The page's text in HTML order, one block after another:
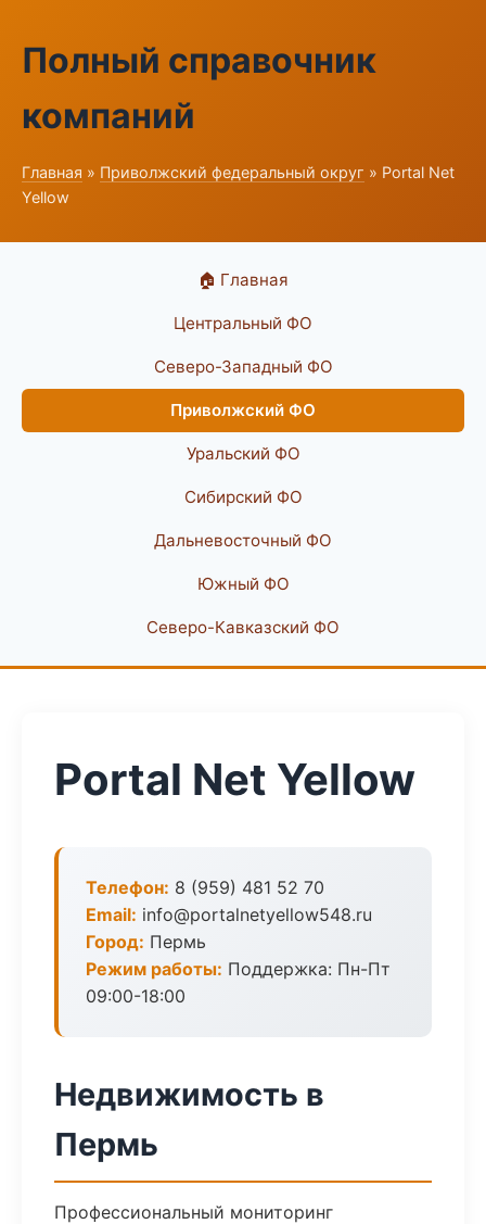
Полный справочник
компаний
Главная » Приволжский федеральный округ » Portal Net
Yellow
🏠 Главная
Центральный ФО
Северо-Западный ФО
Приволжский ФО
Уральский ФО
Сибирский ФО
Дальневосточный ФО
Южный ФО
Северо-Кавказский ФО
Portal Net Yellow
Телефон: 8 (959) 481 52 70
Email: info@portalnetyellow548.ru
Город: Пермь
Режим работы: Поддержка: Пн-Пт
09:00-18:00
Недвижимость в
Пермь
Профессиональный мониторинг